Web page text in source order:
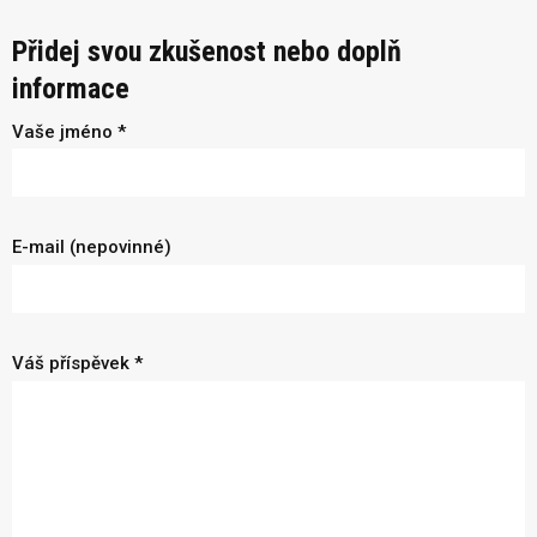
Přidej svou zkušenost nebo doplň
informace
Vaše jméno *
E-mail (nepovinné)
Váš příspěvek *